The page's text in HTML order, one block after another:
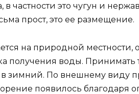
в частности это чугун и
прост, это ее размещение.
на природной местности,
получения воды. Принимать
зимний. По внешнему виду
появилось благодаря